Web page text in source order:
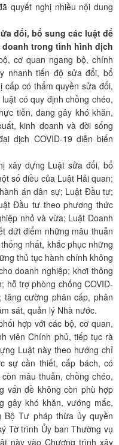
quyết nghị nhiều nội dung
đổi, bổ sung các luật để
trong tình hình dịch
cơ quan ngang bộ, chính
nhanh tiến độ sửa đổi, bổ
cấp có thẩm quyền sửa đổi,
có quy định chồng chéo,
tiễn, đang gây khó khăn,
kinh doanh và đời sống
dịch COVID-19 diễn biến
xây dựng Luật sửa đổi, bổ
số điều của Luật Hải quan;
án dân sự; Luật Đầu tư;
Đầu tư theo phương thức
nhỏ và vừa; Luật Doanh
dứt điểm những mâu thuẫn
nhất, khắc phục những
thủ tục hành chính không
doanh nghiệp; khơi thông
hỗ trợ phòng chống COVID-
cường phân cấp, phân
sát, quản lý Nhà nước.
hợp với các bộ, cơ quan,
viên Chính phủ, tiếp tục rà
Luật này theo hướng chỉ
sự cần thiết, cấp bách, có
mâu thuẫn, chồng chéo,
vấn đề không còn phù hợp
gây khó khăn, vướng mắc,
Bộ Tư pháp thừa ủy quyền
Tờ trình Ủy ban Thường vụ
này vào Chương trình xây